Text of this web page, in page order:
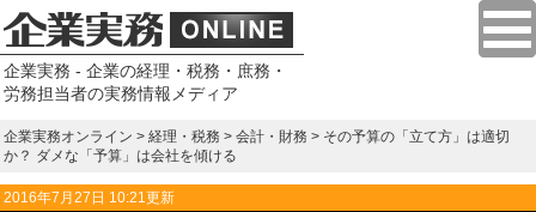
企業実務 - 企業の経理・税務・庶務・
労務担当者の実務情報メディア
企業実務オンライン > 経理・税務 > 会計・財務 > その予算の「立て方」は適切
か？ ダメな「予算」は会社を傾ける
2016年7月27日 10:21更新